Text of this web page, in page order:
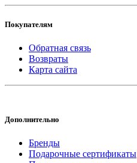
Покупателям
Обратная связь
Возвраты
Карта сайта
Дополнительно
Бренды
Подарочные сертификаты